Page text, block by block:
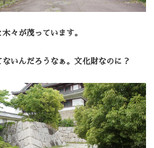
々が茂っています。
いんだろうなぁ。文化財なのに？